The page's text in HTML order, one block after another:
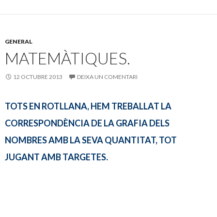
b
o
o
k
er p
te
ix
GENERAL
MATEMÀTIQUES.
12 OCTUBRE 2013 DEIXA UN COMENTARI
TOTS EN ROTLLANA, HEM TREBALLAT LA
CORRESPONDÈNCIA DE LA GRAFIA DELS
NOMBRES AMB LA SEVA QUANTITAT, TOT
JUGANT AMB TARGETES.